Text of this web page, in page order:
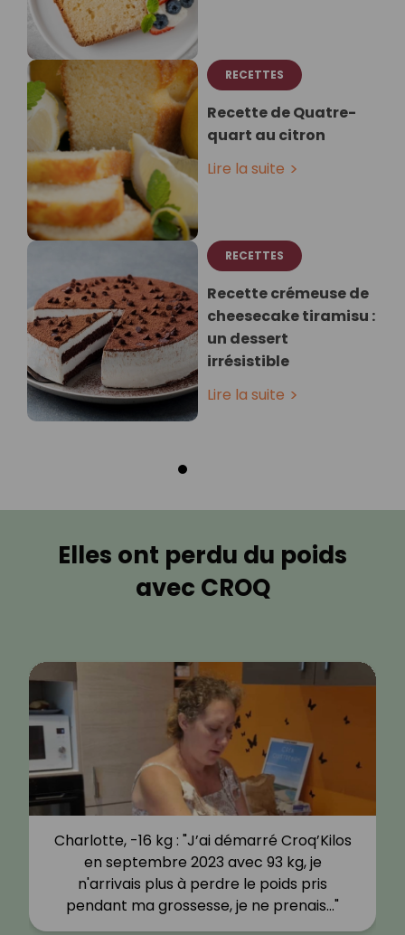
RECETTES
Recette de Quatre-
quart au citron
Lire la suite
RECETTES
Recette crémeuse de
cheesecake tiramisu :
un dessert
irrésistible
Lire la suite
Elles ont perdu du poids
avec CROQ
Charlotte, -16 kg : "J’ai démarré Croq’Kilos
en septembre 2023 avec 93 kg, je
n'arrivais plus à perdre le poids pris
pendant ma grossesse, je ne prenais…"